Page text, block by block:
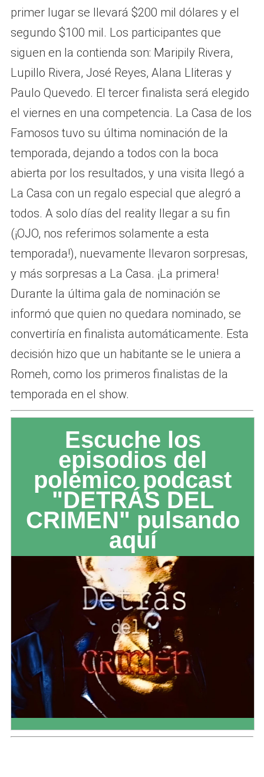
primer lugar se llevará $200 mil dólares y el
segundo $100 mil. Los participantes que
siguen en la contienda son: Maripily Rivera,
Lupillo Rivera, José Reyes, Alana Lliteras y
Paulo Quevedo. El tercer finalista será elegido
el viernes en una competencia. La Casa de los
Famosos tuvo su última nominación de la
temporada, dejando a todos con la boca
abierta por los resultados, y una visita llegó a
La Casa con un regalo especial que alegró a
todos. A solo días del reality llegar a su fin
(¡OJO, nos referimos solamente a esta
temporada!), nuevamente llevaron sorpresas,
y más sorpresas a La Casa. ¡La primera!
Durante la última gala de nominación se
informó que quien no quedara nominado, se
convertiría en finalista automáticamente. Esta
decisión hizo que un habitante se le uniera a
Romeh, como los primeros finalistas de la
temporada en el show.
Escuche los
episodios del
polémico podcast
"DETRÁS DEL
CRIMEN" pulsando
aquí